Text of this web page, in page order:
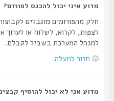
מדוע איני יכול להכנס לפורום?
חלק מהפורומים מוגבלים לקבוצות
לצפות, לקרוא, לשלוח או לערוך אתה
למנהל המערכת בשביל לקבלם.
חזור למעלה
מדוע אני לא יכול להוסיף קבצים